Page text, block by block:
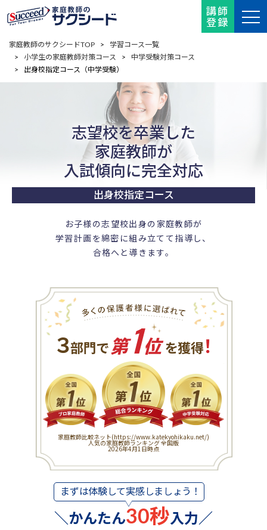
講師
登録
家庭教師のサクシードTOP > 学習コース一覧
> 小学生の家庭教師対策コース > 中学受験対策コース
> 出身校指定コース（中学受験）
出身校指定コース
志望校を卒業した
家庭教師が
入試傾向に完全対応
お子様の志望校出身の家庭教師が
学習計画を綿密に組み立てて指導し、
合格へと導きます。
３部門で 第1位を獲得！
家庭教師比較ネット(https://www.katekyohikaku.net/)
人気の家庭教師ランキング 全国版
2026年4月1日時点
まずは体験して実感しましょう！
かんたん30秒入力